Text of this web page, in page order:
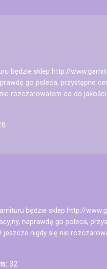
będzie sklep http://
go poleca, przystępne
rozczarowałem co do
będzie sklep http://
naprawdę go poleca,
nigdy się nie
32